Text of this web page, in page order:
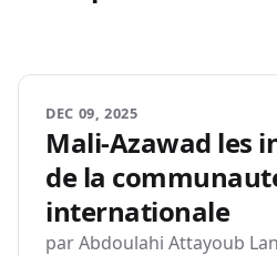
DEC 09, 2025
Mali-Azawad les
de la
internationale
par Abdoulahi Attayoub